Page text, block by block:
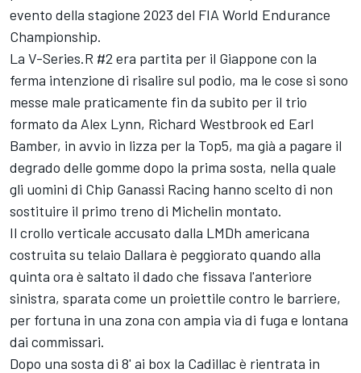
evento della stagione 2023 del FIA World Endurance
Championship.
La V-Series.R #2 era partita per il Giappone con la
ferma intenzione di risalire sul podio, ma le cose si sono
messe male praticamente fin da subito per il trio
formato da Alex Lynn, Richard Westbrooked Earl
Bamber, in avvio in lizza per la Top5, ma già a pagare il
degrado delle gomme dopo la prima sosta, nella quale
gli uomini di Chip Ganassi Racing hanno scelto di non
sostituire il primo treno di Michelin montato.
Il crollo verticale accusato dalla LMDh americana
costruita su telaio Dallara è peggiorato quando alla
quinta ora è saltato il dado che fissava l'anteriore
sinistra, sparata come un proiettile contro le barriere,
per fortuna in una zona con ampia via di fuga e lontana
dai commissari.
Dopo una sosta di 8' ai box la Cadillac è rientrata in